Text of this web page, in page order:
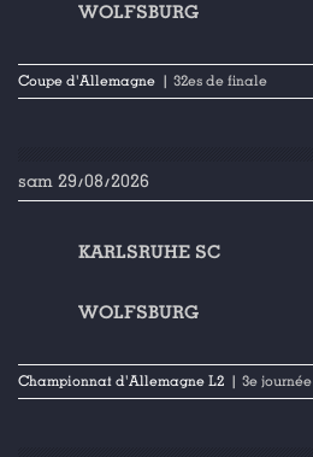
WOLFSBURG
Coupe d'Allemagne | 32es de finale
sam 29/08/2026
KARLSRUHE SC
WOLFSBURG
Championnat d'Allemagne L2 | 3e journée